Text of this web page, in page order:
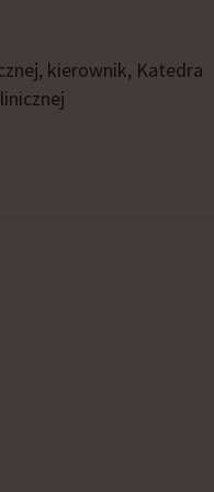
kierownik, Katedra